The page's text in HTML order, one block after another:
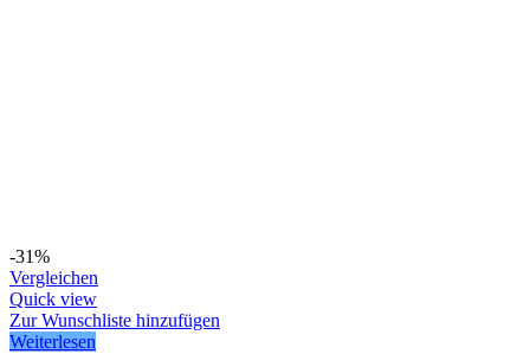
-31%
Vergleichen
Quick view
Zur Wunschliste hinzufügen
Weiterlesen